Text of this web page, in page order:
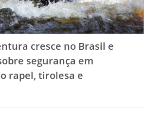
cresce no Brasil e
segurança em
rapel, tirolesa e